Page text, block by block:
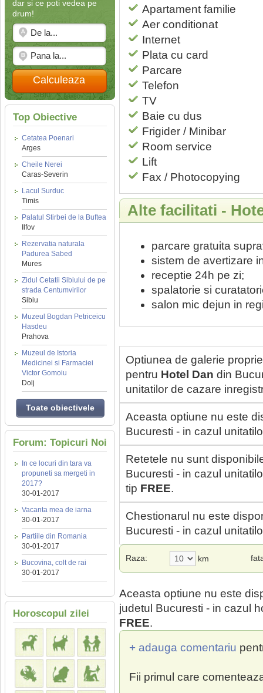
dar si ce poti vedea pe
drum!
Calculeaza
Top Obiective
Cetatea Poenari
Arges
Cheile Nerei
Caras-Severin
Lacul Surduc
Timis
Palatul Stirbei de la Buftea
Ilfov
Rezervatia naturala
Padurea Sabed
Mures
Zidul Cetatii Sibiului de pe
strada Centumvirilor
Sibiu
Muzeul Bogdan Petriceicu
Hasdeu
Prahova
Muzeul de Istoria
Medicinei si Farmaciei
Victor Gomoiu
Dolj
Toate obiectivele
Forum: Topicuri Noi
In ce locuri din tara va
propuneti sa mergeti in
2017?
30-01-2017
Vacanta mea de iarna
30-01-2017
Partiile din Romania
30-01-2017
Bucovina, colt de rai
30-01-2017
Horoscopul zilei
Apartament familie
Aer conditionat
Internet
Plata cu card
Parcare
Telefon
TV
Baie cu dus
Frigider / Minibar
Room service
Lift
Fax / Photocopying
Alte facilitati -
parcare gratuita
sistem de avertizare
receptie 24h pe zi;
spalatorie si
salon mic dejun in
Optiunea de galerie
pentru Hotel Dan din
unitatilor de cazare
Aceasta optiune nu este
Bucuresti - in cazul
Retetele nu sunt
Bucuresti - in cazul
tip FREE.
Chestionarul nu este
Bucuresti - in cazul
Raza: km
Aceasta optiune nu este
judetul Bucuresti - in cazul
FREE.
+ adauga comentariu
Fii primul care